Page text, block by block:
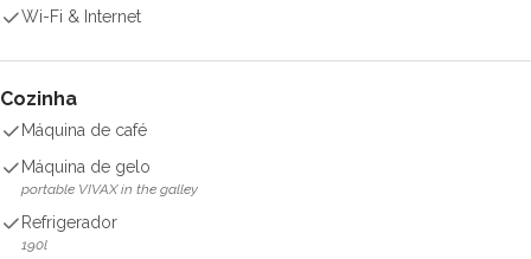
Wi-Fi & Internet
Cozinha
Máquina de café
Máquina de gelo
portable VIVAX in the galley
Refrigerador
190l